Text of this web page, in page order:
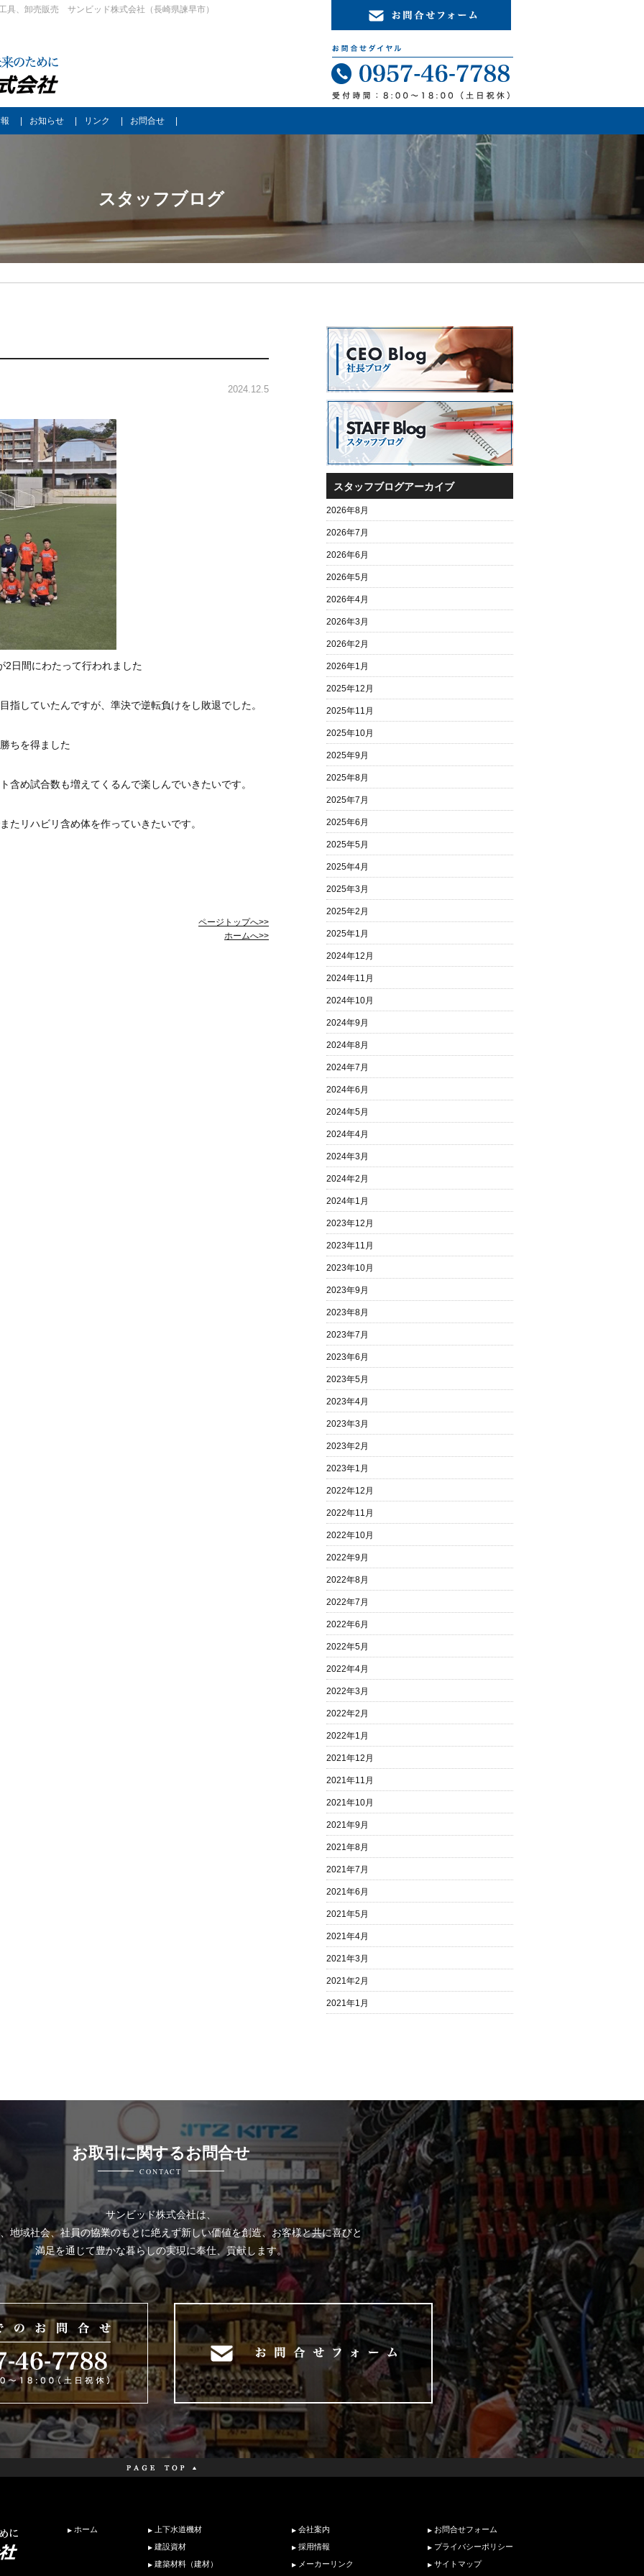
具、卸売販売 サンビッド株式会社（長崎県諫早市）
お知らせ リンク お問合せ
スタッフブログ
2024.12.5
2日間にわたって行われました
指していたんですが、準決で逆転負けをし敗退でした。
ちを得ました
含め試合数も増えてくるんで楽しんでいきたいです。
たリハビリ含め体を作っていきたいです。
ページトップへ>>
ホームへ>>
スタッフブログアーカイブ
2026年8月
2026年7月
2026年6月
2026年5月
2026年4月
2026年3月
2026年2月
2026年1月
2025年12月
2025年11月
2025年10月
2025年9月
2025年8月
2025年7月
2025年6月
2025年5月
2025年4月
2025年3月
2025年2月
2025年1月
2024年12月
2024年11月
2024年10月
2024年9月
2024年8月
2024年7月
2024年6月
2024年5月
2024年4月
2024年3月
2024年2月
2024年1月
2023年12月
2023年11月
2023年10月
2023年9月
2023年8月
2023年7月
2023年6月
2023年5月
2023年4月
2023年3月
2023年2月
2023年1月
2022年12月
2022年11月
2022年10月
2022年9月
2022年8月
2022年7月
2022年6月
2022年5月
2022年4月
2022年3月
2022年2月
2022年1月
2021年12月
2021年11月
2021年10月
2021年9月
2021年8月
2021年7月
2021年6月
2021年5月
2021年4月
2021年3月
2021年2月
2021年1月
お取引に関するお問合せ
CONTACT
サンビッド株式会社は、
地域社会、社員の協業のもとに絶えず新しい価値を創造、お客様と共に喜びと
満足を通じて豊かな暮らしの実現に奉仕、貢献します。
ホーム
上下水道機材
建設資材
建築材料（建材）
会社案内
採用情報
メーカーリンク
お問合せフォーム
プライバシーポリシー
サイトマップ